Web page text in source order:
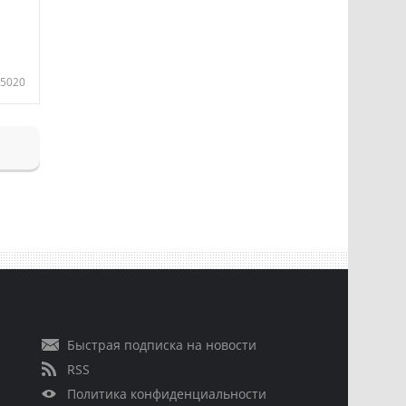
5020
Быстрая подписка на новости
RSS
Политика конфиденциальности